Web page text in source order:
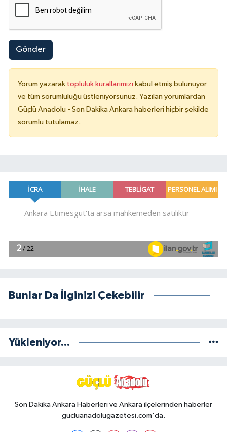
Gönder
Yorum yazarak topluluk kurallarımızı kabul etmiş bulunuyor
ve tüm sorumluluğu üstleniyorsunuz. Yazılan yorumlardan
Güçlü Anadolu - Son Dakika Ankara haberleri hiçbir şekilde
sorumlu tutulamaz.
Bunlar Da İlginizi Çekebilir
Yükleniyor...
Son Dakika Ankara Haberleri ve Ankara ilçelerinden haberler
gucluanadolugazetesi.com'da.